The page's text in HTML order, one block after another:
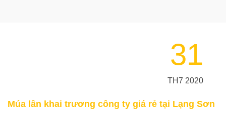
31
TH7 2020
Múa lân khai trương công ty giá rẻ tại Lạng Sơn